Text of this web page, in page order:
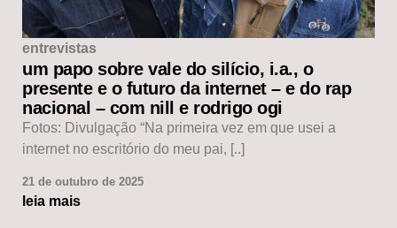
entrevistas
um papo sobre vale do silício, i.a., o
presente e o futuro da internet – e do rap
nacional – com nill e rodrigo ogi
Fotos: Divulgação “Na primeira vez em que usei a
internet no escritório do meu pai, [..]
21 de outubro de 2025
leia mais